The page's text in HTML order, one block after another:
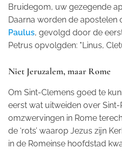
Bruidegom, uw gezegende
Daarna worden de
Paulus, gevolgd door de
Petrus opvolgden: "Linus,
Niet Jeruzalem, maar Rome
Om Sint-Clemens goed te
eerst wat uitweiden over
omzwervingen in Rome
de ‘rots’ waarop Jezus zijn
in de Romeinse hoofdstad